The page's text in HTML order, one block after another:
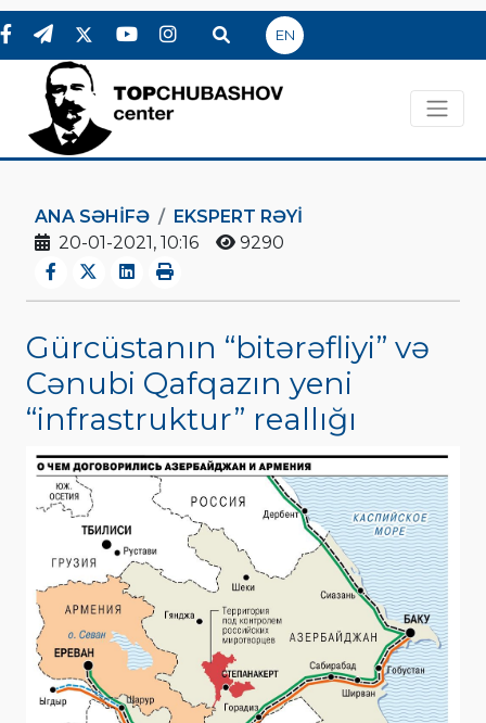
EN
ANA SƏHIFƏ
EKSPERT RƏYI
20-01-2021, 10:16
9290
Gürcüstanın “bitərəfliyi” və
Cənubi Qafqazın yeni
“infrastruktur” reallığı